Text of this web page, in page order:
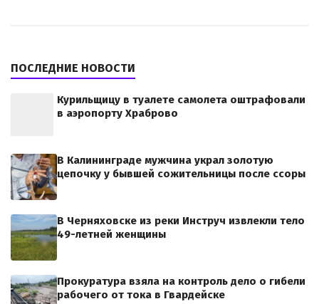
ПОСЛЕДНИЕ НОВОСТИ
Курильщицу в туалете самолета оштрафовали
в аэропорту Храброво
В Калининграде мужчина украл золотую
цепочку у бывшей сожительницы после ссоры
В Черняховске из реки Инструч извлекли тело
49-летней женщины
Прокуратура взяла на контроль дело о гибели
рабочего от тока в Гвардейске